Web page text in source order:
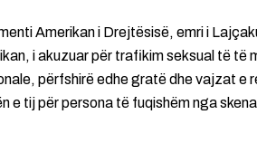
Amerikan i Drejtësisë, emri i
i akuzuar për trafikim seksual të të
përfshirë edhe gratë dhe vajzat e
e tij për persona të fuqishëm nga